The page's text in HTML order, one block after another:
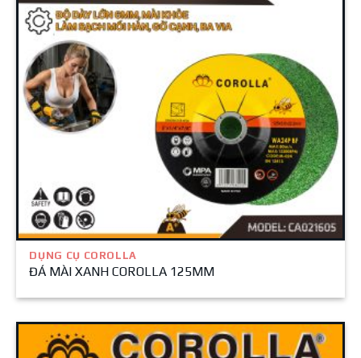
DỤNG CỤ COROLLA
ĐÁ MÀI XANH COROLLA 125MM